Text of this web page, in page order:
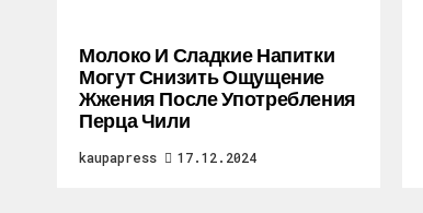
Молоко И Сладкие Напитки
Могут Снизить Ощущение
Жжения После Употребления
Перца Чили
kaupapress 17.12.2024